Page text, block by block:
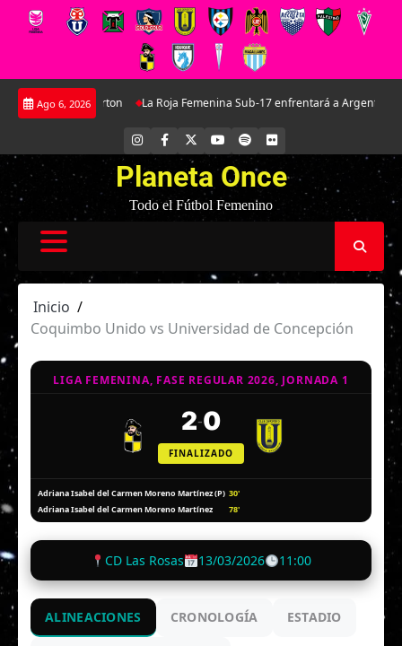
Saltar
Ago 6, 2026
joya de Everton La Roja Femenina Sub-17 enfrentará a Argentina en
INSTAGRAM
FACEBOOK YOUTUBE
SPOTIFYFLICKR
Planeta Once
Todo el Fútbol Femenino
Inicio
Coquimbo Unido vs Universidad de Concepción
LIGA FEMENINA, FASE REGULAR 2026, JORNADA 1
2-0
FINALIZADO
Adriana Isabel del Carmen Moreno Martínez (P) 30'
Adriana Isabel del Carmen Moreno Martínez
78'
CD Las Rosas 13/03/2026 11:00
ALINEACIONES CRONOLOGÍA ESTADIO